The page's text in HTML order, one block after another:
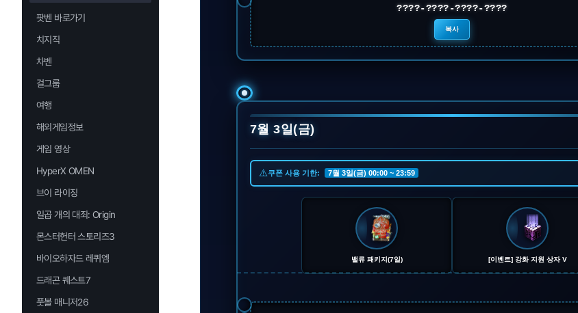
팟벤 바로가기
치지직
차벤
걸그룹
여행
해외게임정보
게임 영상
HyperX OMEN
브이 라이징
일곱 개의 대죄: Origin
몬스터헌터 스토리즈3
바이오하자드 레퀴엠
드래곤 퀘스트7
풋볼 매니저26
????-????-????-????
복사
7월 3일(금)
⚠️쿠폰 사용 기한: 7월 3일(금) 00:00 ~ 23:59
밸류 패키지(7일) [이벤트] 강화 지원 상자 V